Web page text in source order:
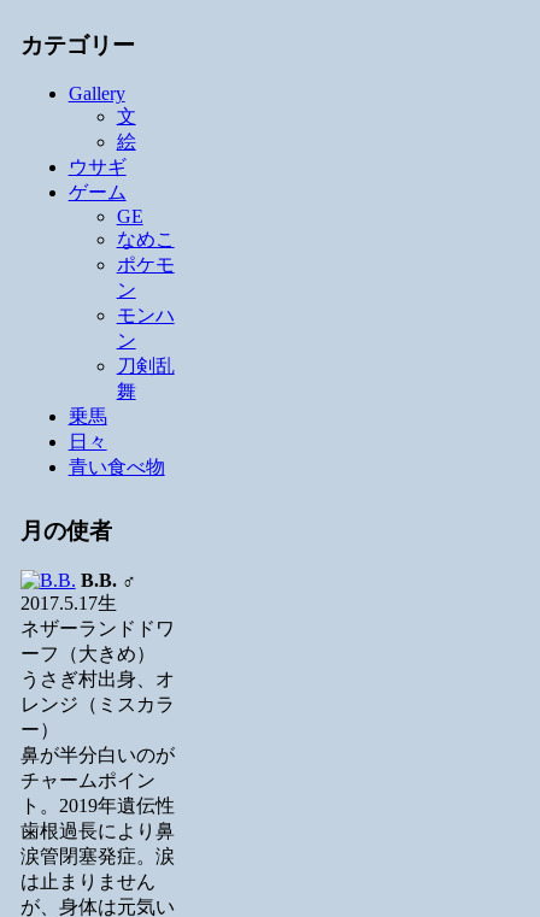
カテゴリー
Gallery
文
絵
ウサギ
ゲーム
GE
なめこ
ポケモ
ン
モンハ
ン
刀剣乱
舞
乗馬
日々
青い食べ物
月の使者
B.B.♂
2017.5.17生
ネザーランドドワ
ーフ（大きめ）
うさぎ村出身、オ
レンジ（ミスカラ
ー）
鼻が半分白いのが
チャームポイン
ト。2019年遺伝性
歯根過長により鼻
涙管閉塞発症。涙
は止まりません
が、身体は元気い